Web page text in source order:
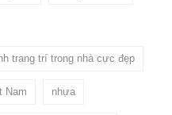
trang trí trong nhà cực đẹp
Nam nhựa